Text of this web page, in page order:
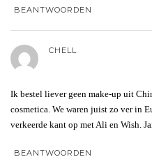
BEANTWOORDEN
CHELL
Ik bestel liever geen make-up uit
cosmetica. We waren juist zo ver in
verkeerde kant op met Ali en Wish.
BEANTWOORDEN